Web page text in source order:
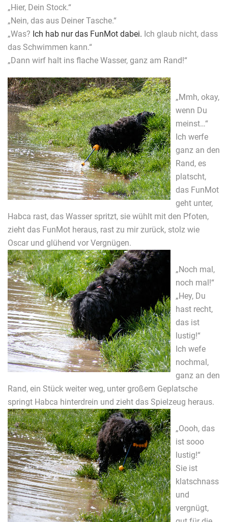
„Hier, Dein Stock.“
„Nein, das aus Deiner Tasche.“
„Was? Ich hab nur das FunMot dabei. Ich glaub nicht, dass
das Schwimmen kann.“
„Dann wirf halt ins flache Wasser, ganz am Rand!“
„Mmh, okay,
wenn Du
meinst…“
Ich werfe
ganz an den
Rand, es
platscht,
das FunMot
geht unter,
Habca rast, das Wasser spritzt, sie wühlt mit den Pfoten,
zieht das FunMot heraus, rast zu mir zurück, stolz wie
Oscar und glühend vor Vergnügen.
„Noch mal,
noch mal!“
„Hey, Du
hast recht,
das ist
lustig!“
Ich wefe
nochmal,
ganz an den
Rand, ein Stück weiter weg, unter großem Geplatsche
springt Habca hinterdrein und zieht das Spielzeug heraus.
„Oooh, das
ist sooo
lustig!“
Sie ist
klatschnass
und
vergnügt,